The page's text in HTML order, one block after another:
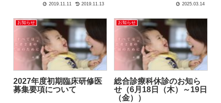
2019.11.11 2019.11.13 2025.03.14
お知らせ
2027年度初期臨床研修医
募集要項について
お知らせ
総合診療科休診のお知ら
せ（6月18日（木）～19日
（金））